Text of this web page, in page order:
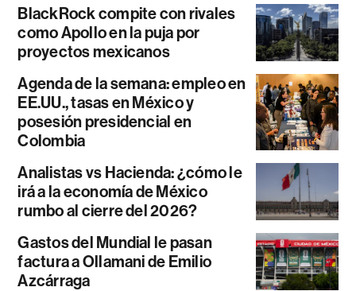
BlackRock compite con rivales
como Apollo en la puja por
proyectos mexicanos
Agenda de la semana: empleo en
EE.UU., tasas en México y
posesión presidencial en
Colombia
Analistas vs Hacienda: ¿cómo le
irá a la economía de México
rumbo al cierre del 2026?
Gastos del Mundial le pasan
factura a Ollamani de Emilio
Azcárraga